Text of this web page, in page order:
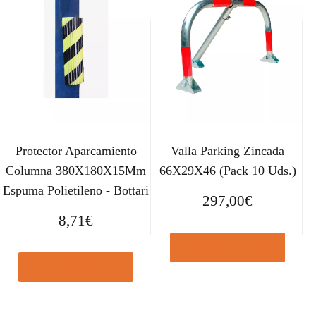
Protector Aparcamiento
Columna 380X180X15Mm
Espuma Polietileno - Bottari
8,71€
Valla Parking Zincada
66X29X46 (Pack 10 Uds.)
297,00€